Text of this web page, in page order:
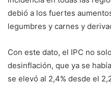
debió a los fuertes
legumbres y carnes y
Con este dato, el IPC no
desinflación, que ya se
se elevó al 2,4% desde el